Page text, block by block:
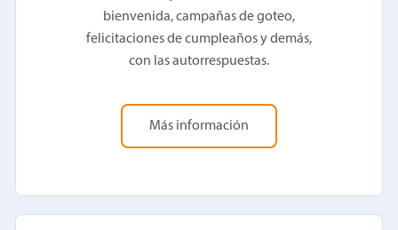
bienvenida, campañas de goteo,
felicitaciones de cumpleaños y demás,
con las autorrespuestas.
Más información